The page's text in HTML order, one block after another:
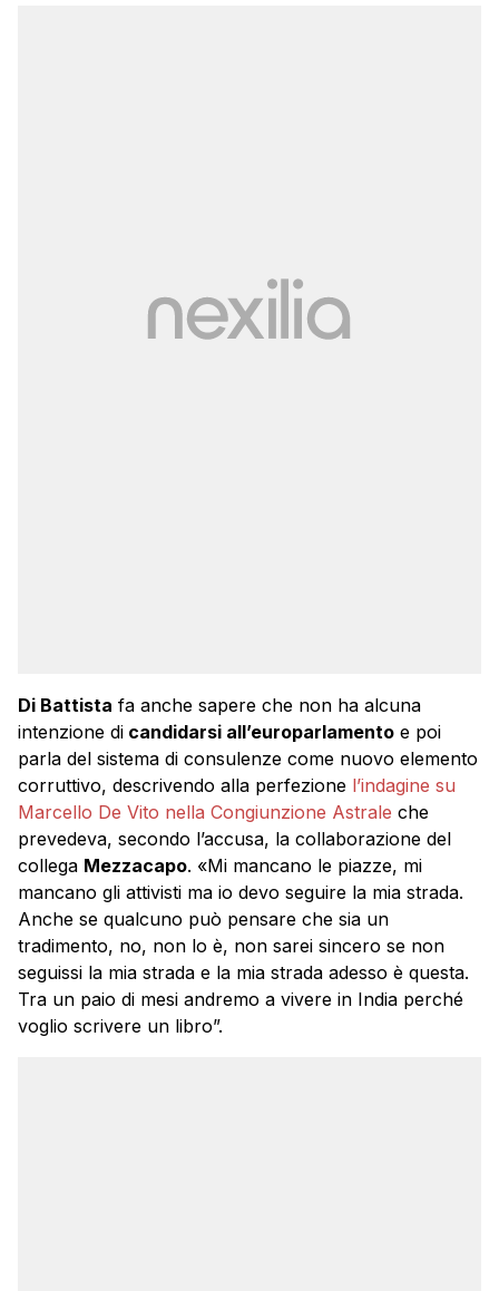
Di Battista fa anche sapere che non ha alcuna
intenzione di candidarsi all’europarlamento e poi
parla del sistema di consulenze come nuovo elemento
corruttivo, descrivendo alla perfezione l’indagine su
Marcello De Vito nella Congiunzione Astrale che
prevedeva, secondo l’accusa, la collaborazione del
collega Mezzacapo. «Mi mancano le piazze, mi
mancano gli attivisti ma io devo seguire la mia strada.
Anche se qualcuno può pensare che sia un
tradimento, no, non lo è, non sarei sincero se non
seguissi la mia strada e la mia strada adesso è questa.
Tra un paio di mesi andremo a vivere in India perché
voglio scrivere un libro”.